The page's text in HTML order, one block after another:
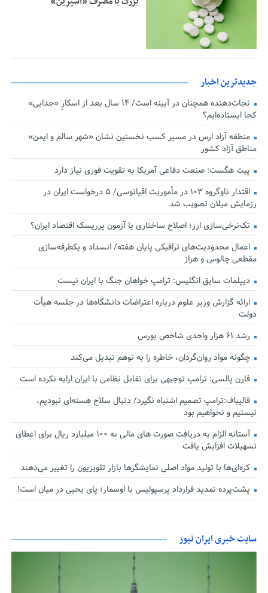
جدیدترین اخبار
نجات‌دهنده‌ همچنان در آیینه است/ ۱۴ سال بعد از اسکارِ «جدایی»
کجا ایستاده‌ایم؟
منطقه آزاد ارس در مسیر کسب نخستین نشان «شهر سالم و ایمن»
مناطق آزاد کشور
پیت هگست: صنعت دفاعی آمریکا به تقویت فوری نیاز دارد
اقتدار ناوگروه ۱۰۳ در مأموریت‌ اقیانوسی/ ۵ درخواست ایران در
رزمایش میلان تصویب شد
تک‌نرخی‌سازی ارز؛ اصلاح ساختاری یا آزمون پرریسک اقتصاد ایران؟
اعمال محدودیت‌های ترافیکی پایان هفته/ انسداد و یکطرفه‌سازی
مقطعی چالوس و هراز
دیپلمات سابق انگلیس:‌ ترامپ خواهان جنگ با ایران نیست
ارائه گزارش وزیر علوم درباره اعتراضات دانشگاه‌ها در جلسه هیأت
دولت
رشد ۶۱ هزار واحدی شاخص بورس
چگونه مواد روان‌گردان، خاطره را به توهم تبدیل می‌کند
فارن پالسی: ترامپ توجیهی برای تقابل نظامی با ایران ارایه نکرده است
قالیباف:ترامپ تصمیم اشتباه نگیرد/ دنبال سلاح هسته‌ای نبودیم،
نیستیم و نخواهیم بود
آستانه الزام به دریافت صورت های مالی به ۱۰۰ میلیارد ریال برای اعطای
تسهیلات افزایش یافت
کره‌ای‌ها با تولید مواد اصلی نمایشگرها بازار تلویزیون را تغییر می‌دهند
پشت‌پرده تمدید قرارداد پرسپولیس با اوسمار؛ پای یحیی در میان است!
سایت خبری ایران نیوز